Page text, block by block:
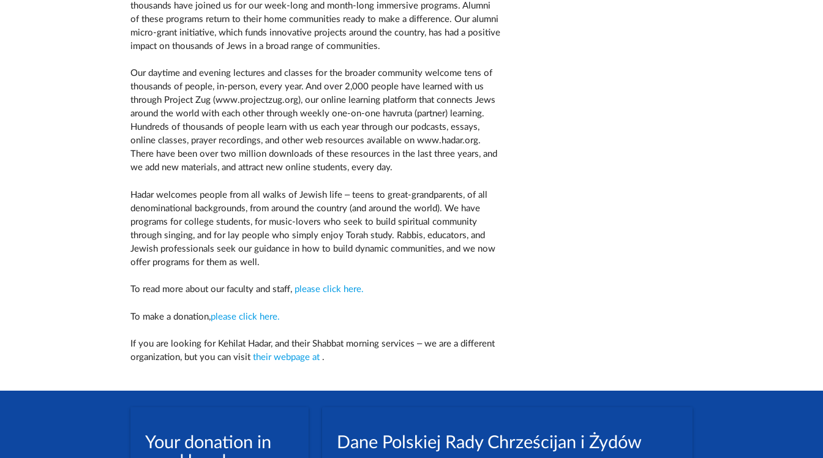
thousands have joined us for our week-long and month-long immersive programs. Alumni
of these programs return to their home communities ready to make a difference. Our alumni
micro-grant initiative, which funds innovative projects around the country, has had a positive
impact on thousands of Jews in a broad range of communities.
Our daytime and evening lectures and classes for the broader community welcome tens of
thousands of people, in-person, every year. And over 2,000 people have learned with us
through Project Zug (www.projectzug.org), our online learning platform that connects Jews
around the world with each other through weekly one-on-one havruta (partner) learning.
Hundreds of thousands of people learn with us each year through our podcasts, essays,
online classes, prayer recordings, and other web resources available on www.hadar.org.
There have been over two million downloads of these resources in the last three years, and
we add new materials, and attract new online students, every day.
Hadar welcomes people from all walks of Jewish life – teens to great-grandparents, of all
denominational backgrounds, from around the country (and around the world). We have
programs for college students, for music-lovers who seek to build spiritual community
through singing, and for lay people who simply enjoy Torah study. Rabbis, educators, and
Jewish professionals seek our guidance in how to build dynamic communities, and we now
offer programs for them as well.
To read more about our faculty and staff, please click here.
To make a donation,please click here.
If you are looking for Kehilat Hadar, and their Shabbat morning services – we are a different
organization, but you can visit their webpage at.
Dane Polskiej Rady Chrześcijan i Żydów
Your donation in